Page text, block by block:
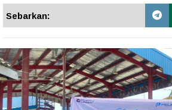
Sebarkan: